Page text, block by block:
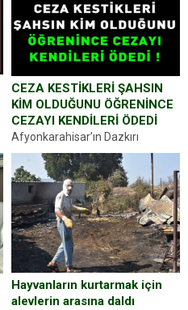
CEZA KESTİKLERİ ŞAHSIN
KİM OLDUĞUNU ÖĞRENİNCE
CEZAYI KENDİLERİ ÖDEDİ
Afyonkarahisar’ın Dazkırı
ilçesinde trafik uygulaması
yapan jandarma ekipleri
durdurdukları bir otomobilin
sürücüsünden ehliyet ve ruhsat
sorup belgelerini istedi. Sürücü
Abdurrahman Ö.nün verdiği
evraklarda eksik olduğunu...
Hayvanların kurtarmak için
alevlerin arasına daldı